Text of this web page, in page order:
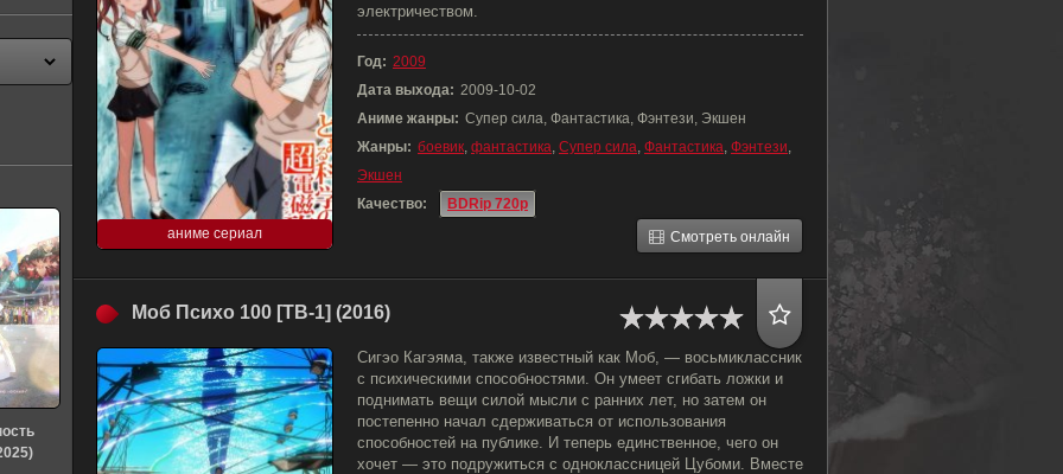
аниме сериал
электричеством.
Год: 2009
Дата выхода: 2009-10-02
Аниме жанры: Супер сила, Фантастика, Фэнтези, Экшен
Жанры: боевик, фантастика, Супер сила, Фантастика, Фэнтези,
Экшен
Качество:
BDRip 720p
Смотреть онлайн
Моб Психо 100 [ТВ-1] (2016)
Сигэо Кагэяма, также известный как Моб, — восьмиклассник
с психическими способностями. Он умеет сгибать ложки и
поднимать вещи силой мысли с ранних лет, но затем он
постепенно начал сдерживаться от использования
способностей на публике. И теперь единственное, чего он
хочет — это подружиться с одноклассницей Цубоми. Вместе